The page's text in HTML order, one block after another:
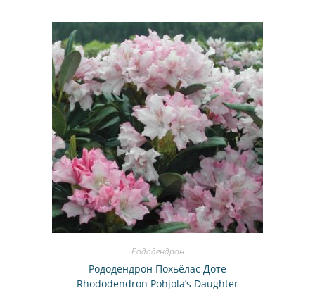
Рододендрон
Рододендрон Похьёлас Доте
Rhododendron Pohjola’s Daughter